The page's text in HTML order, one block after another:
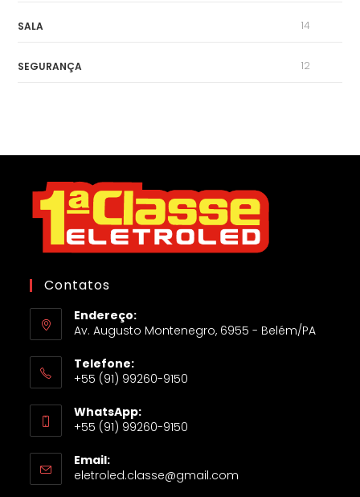
SALA 14
SEGURANÇA 12
Contatos
Endereço:
Av. Augusto Montenegro, 6955 - Belém/PA
Telefone:
+55 (91) 99260-9150
WhatsApp:
+55 (91) 99260-9150
Email:
eletroled.classe@gmail.com